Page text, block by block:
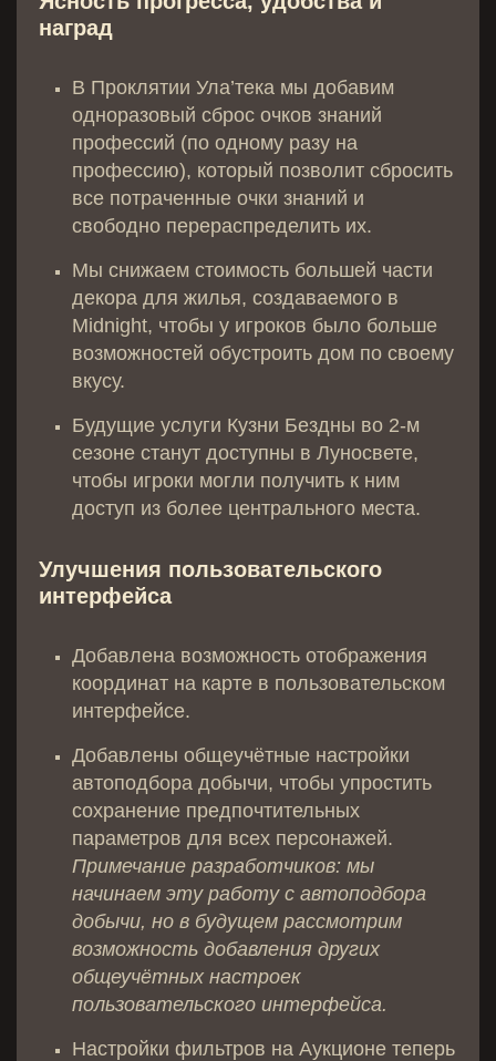
наград
В Проклятии Ула’тека мы добавим
одноразовый сброс очков знаний
профессий (по одному разу на
профессию), который позволит сбросить
все потраченные очки знаний и
свободно перераспределить их.
Мы снижаем стоимость большей части
декора для жилья, создаваемого в
Midnight, чтобы у игроков было больше
возможностей обустроить дом по своему
вкусу.
Будущие услуги Кузни Бездны во 2-м
сезоне станут доступны в Луносвете,
чтобы игроки могли получить к ним
доступ из более центрального места.
Улучшения пользовательского
интерфейса
Добавлена возможность отображения
координат на карте в пользовательском
интерфейсе.
Добавлены общеучётные настройки
автоподбора добычи, чтобы упростить
сохранение предпочтительных
параметров для всех персонажей.
Примечание разработчиков: мы
начинаем эту работу с автоподбора
добычи, но в будущем рассмотрим
возможность добавления других
общеучётных настроек
пользовательского интерфейса.
Настройки фильтров на Аукционе теперь